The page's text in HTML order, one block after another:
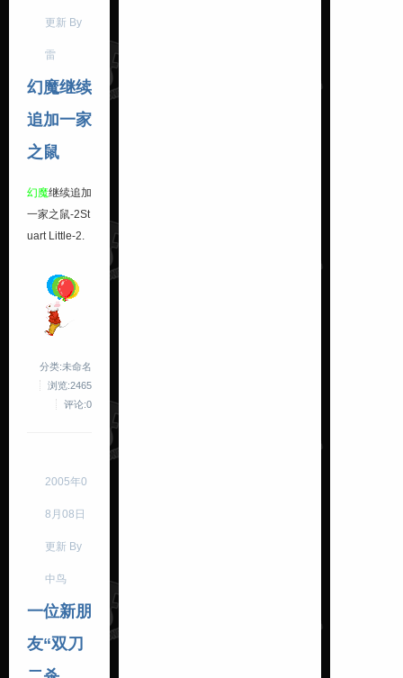
更新 By
雷
幻魔继续
追加一家
之鼠
幻魔继续追加
一家之鼠-2St
uart Little-2
分类:未命名
浏览:2465
评论:0
2005年0
8月08日
更新 By
中鸟
一位新朋
友“双刀